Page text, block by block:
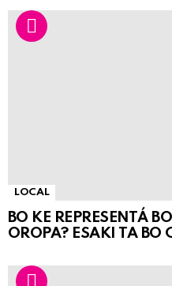
LOCAL
BO KE REPRESENTÁ
OROPA? ESAKI TA BO